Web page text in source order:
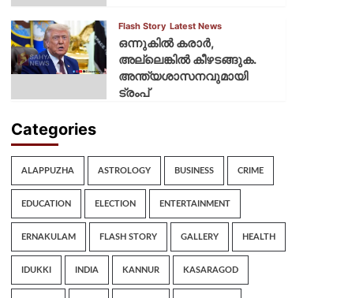
Flash Story Latest News
ഒന്നുകില്‍ കരാര്‍,
അല്ലെങ്കില്‍ കീഴടങ്ങുക.
അന്ത്യശാസനവുമായി
ട്രംപ്
Categories
ALAPPUZHA ASTROLOGY BUSINESS CRIME
EDUCATION ELECTION ENTERTAINMENT
ERNAKULAM FLASH STORY GALLERY HEALTH
IDUKKI INDIA KANNUR KASARAGOD